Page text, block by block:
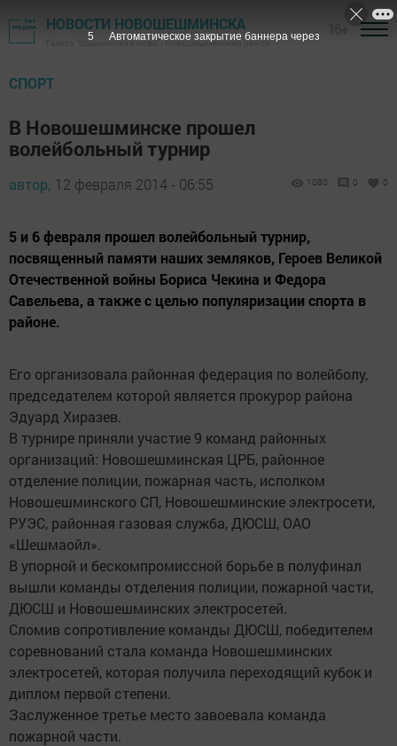
НОВОСТИ НОВОШЕШМИНСКА
Газета "Шешминская новь" - Новошешминский район
СПОРТ
В Новошешминске прошел
волейбольный турнир
автор, 12 февраля 2014 - 06:55 1080 0 0
5 и 6 февраля прошел волейбольный турнир,
посвященный памяти наших земляков, Героев Великой
Отечественной войны Бориса Чекина и Федора
Савельева, а также с целью популяризации спорта в
районе.
Его организовала районная федерация по волейболу,
председателем которой является прокурор района
Эдуард Хиразев.
В турнире приняли участие 9 команд районных
организаций: Новошешминская ЦРБ, районное
отделение полиции, пожарная часть, исполком
Новошешминского СП, Новошешминские электросети,
РУЭС, районная газовая служба, ДЮСШ, ОАО
«Шешмаойл».
В упорной и бескомпромиссной борьбе в полуфинал
вышли команды отделения полиции, пожарной части,
ДЮСШ и Новошешминских электросетей.
Сломив сопротивление команды ДЮСШ, победителем
соревнований стала команда Новошешминских
электросетей, которая получила переходящий кубок и
диплом первой степени.
Заслуженное третье место завоевала команда
пожарной части.
4 Автоматическое закрытие баннера через